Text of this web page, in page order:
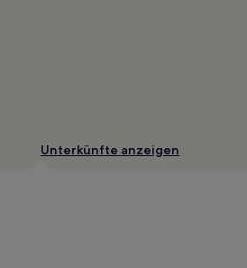
Unterkünfte anzeigen